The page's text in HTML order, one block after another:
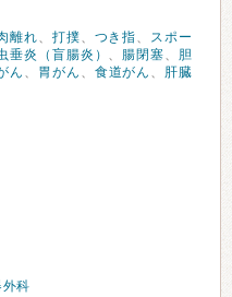
離れ、 打撲、 つき指、 スポー
垂炎（盲腸炎） 、 腸閉塞、 胆
ん 、 胃がん 、 食道がん 、 肝臓
科